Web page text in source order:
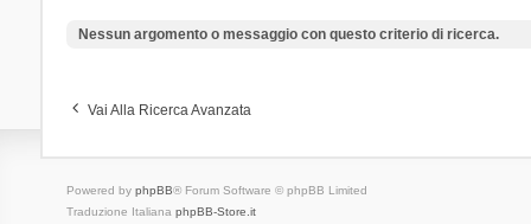
Nessun argomento o messaggio con questo criterio di ricerca.
Vai Alla Ricerca Avanzata
Powered by phpBB® Forum Software © phpBB Limited
Traduzione Italiana phpBB-Store.it